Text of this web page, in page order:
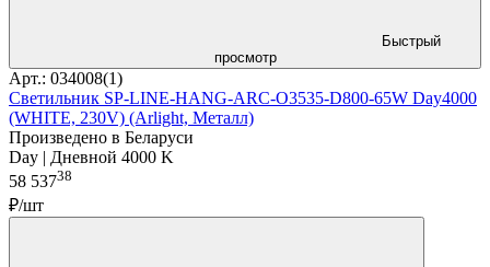
Быстрый
просмотр
Арт.: 034008(1)
Светильник SP-LINE-HANG-ARC-O3535-D800-65W Day4000
(WHITE, 230V) (Arlight, Металл)
Произведено в Беларуси
Day | Дневной 4000 K
58 53738
₽/шт